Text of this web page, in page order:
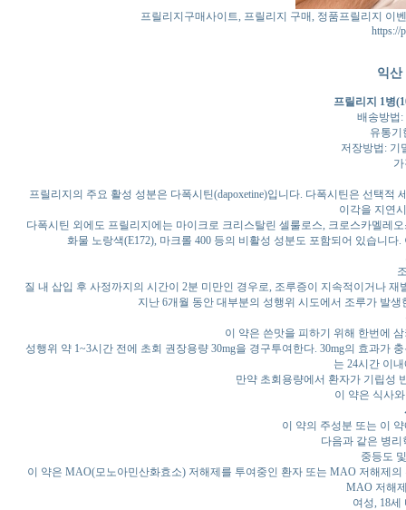
프릴리지구매사이트, 프릴리지 구매, 정품프릴리지 이
https://
익산
프릴리지 1병
배송방법:
유통기
저장방법: 기
프릴리지의 주요 활성 성분은 다폭시틴(dapoxetine)입니다. 다폭시틴은 선택
이각을 지연
다폭시틴 외에도 프릴리지에는 마이크로 크리스탈린 셀룰로스, 크로스카멜레
화물 노랑색(E172), 마크롤 400 등의 비활성 성분도 포함되어 있습니
질 내 삽입 후 사정까지의 시간이 2분 미만인 경우로, 조루증이 지속적이거나
지난 6개월 동안 대부분의 성행위 시도에서 조루가 발
이 약은 쓴맛을 피하기 위해 한번에
성행위 약 1~3시간 전에 초회 권장용량 30mg을 경구투여한다. 30mg의 효과가
는 24시간 이
만약 초회용량에서 환자가 기립성
이 약은 식사
이 약의 주성분 또는 이
다음과 같은 병
중등도
이 약은 MAO(모노아민산화효소) 저해제를 투여중인 환자 또는 MAO 저해제
MAO 저해
여성, 18세